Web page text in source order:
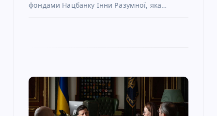
фондами Нацбанку Інни Разумної, яка…